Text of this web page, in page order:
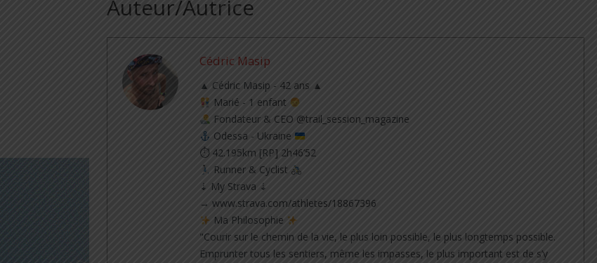
Auteur/Autrice
Cédric Masip
▲ Cédric Masip - 42 ans ▲
Marié - 1 enfant
Fondateur & CEO @trail_session_magazine
Odessa - Ukraine
⏱ 42.195km [RP] 2h46’52
Runner & Cyclist
⇣ My Strava ⇣
→ www.strava.com/athletes/18867396
Ma Philosophie
"Courir sur le chemin de la vie, le plus loin possible, le plus longtemps possible.
Emprunter tous les sentiers, même les impasses, le plus important est de s’y